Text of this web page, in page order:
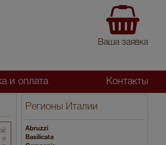
Ваша заявка
и оплата Контакты
и
Регионы Италии
Abruzzi
Basilicata